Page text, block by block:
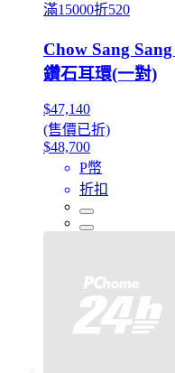
滿15000折520
Chow Sang
鑽石耳環(一對)
$47,140
(售價已折)
$48,700
P幣
折扣